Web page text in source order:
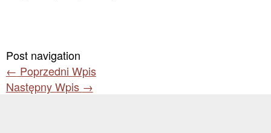
Post navigation
← Poprzedni Wpis
Następny Wpis →